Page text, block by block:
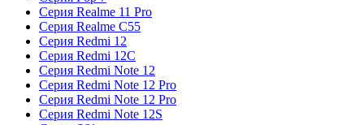
Серия Realme 11 Pro
Серия Realme C55
Серия Redmi 12
Серия Redmi 12C
Серия Redmi Note 12
Серия Redmi Note 12 Pro
Серия Redmi Note 12 Pro
Серия Redmi Note 12S